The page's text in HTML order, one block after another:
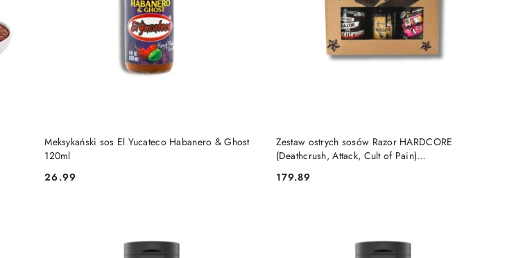
Meksykański sos El Yucateco Habanero & Ghost
120ml
Cena:
26.99
DO KOSZYKA
Zestaw ostrych sosów Razor HARDCORE
(Deathcrush, Attack, Cult of Pain)
Cena:
179.89
DO KOSZYKA